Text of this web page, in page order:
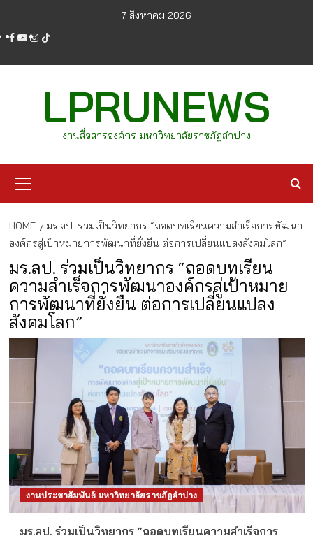
content
7 สิงหาคม 2026
facebook
youtube
instagram
tiktok
LPRUNEWS
งานสื่อสารองค์กร มหาวิทยาลัยราชภัฏลำปาง
Menu
HOME
มร.ลป. ร่วมเป็นวิทยากร “ถอดบทเรียนความสำเร็จการพัฒนา
องค์กรสู่เป้าหมายการพัฒนาที่ยั่งยืน ต่อการเปลี่ยนแปลงสังคมโลก”
มร.ลป. ร่วมเป็นวิทยากร “ถอดบทเรียน
ความสำเร็จการพัฒนาองค์กรสู่เป้าหมาย
การพัฒนาที่ยั่งยืน ต่อการเปลี่ยนแปลง
สังคมโลก”
งานประชาสัมพันธ์ มหาวิทยาลัยราชภัฏลำปาง
มร.ลป. ร่วมเป็นวิทยากร “ถอดบทเรียนความสำเร็จการ